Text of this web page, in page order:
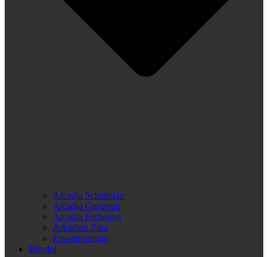
Arcadia Schaltplan
Arcadia Gurtzeug
Arcadia Fertigung
Arkadien Zitat
Erweiterungen
Bündel